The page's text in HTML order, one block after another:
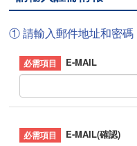
① 請輸入郵件地址和密碼
E-MAIL
E-MAIL(確認)